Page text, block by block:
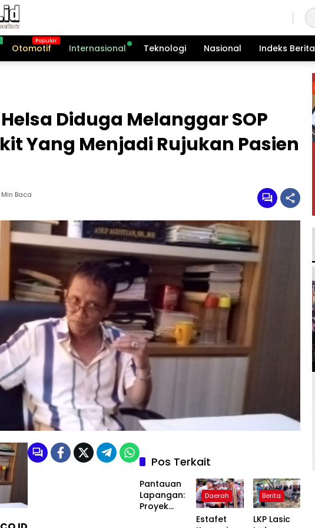
Otomotif Internasional Teknologi Nasional Indeks Berita
Helsa Diduga Melanggar SOP
Yang Menjadi Rujukan Pasien
Min Baca
Pos Terkait
Pantauan
Lapangan:
Proyek
Daerah
Estafet
Berita
LKP Lasic